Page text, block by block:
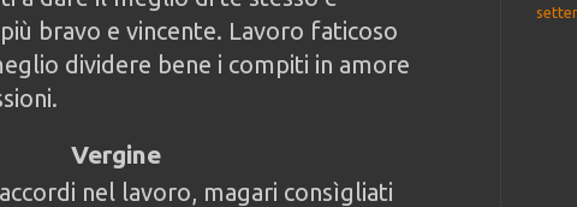
bravo e vincente. Lavoro faticoso
dividere bene i compiti in amore
Vergine
nel lavoro, magari consìgliati